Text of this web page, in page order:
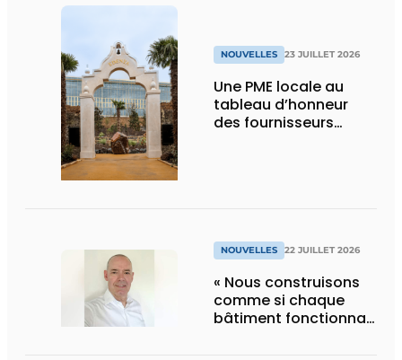
NOUVELLES 23 JUILLET 2026
Une PME locale au
tableau d’honneur
des fournisseurs
NOUVELLES 22 JUILLET 2026
« Nous construisons
comme si chaque
bâtiment fonctionnait